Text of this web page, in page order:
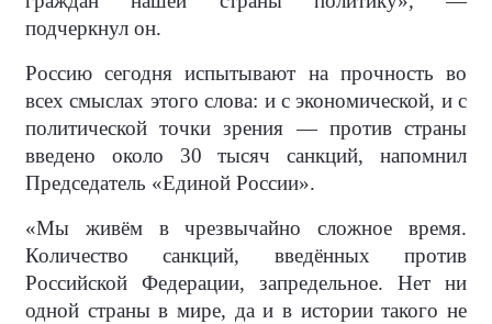
подчеркнул он.
Россию сегодня испытывают на прочность во
всех смыслах этого слова: и с экономической, и с
политической точки зрения — против страны
введено около 30 тысяч санкций, напомнил
Председатель «Единой России».
«Мы живём в чрезвычайно сложное время.
Количество санкций, введённых против
Российской Федерации, запредельное. Нет ни
одной страны в мире, да и в истории такого не